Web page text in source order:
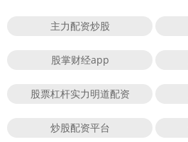
主力配资炒股
股掌财经app
股票杠杆实力明道配资
炒股配资平台